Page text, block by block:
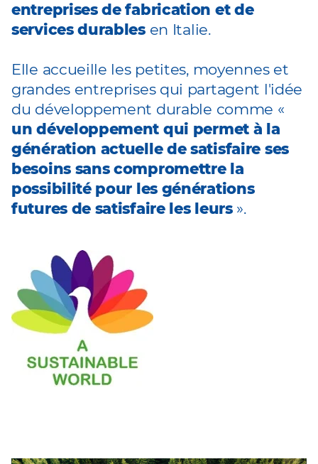
entreprises de fabrication et de
services durablesen Italie.
Elle accueille les petites, moyennes et
grandes entreprises qui partagent l'idée
du développement durable comme «
un développement qui permet à la
génération actuelle de satisfaire ses
besoins sans compromettre la
possibilité pour les générations
futures de satisfaire les leurs ».